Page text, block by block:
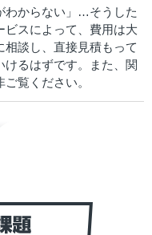
わからない」…そうした
スによって、費用は大
相談し、直接見積もって
けるはずです。また、関
覧ください。